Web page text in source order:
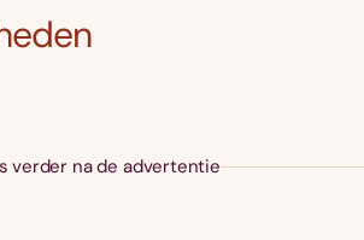
verder na de advertentie